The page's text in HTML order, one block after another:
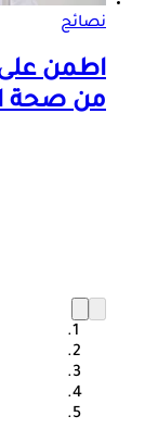
نصائح
اطمن
من صحة